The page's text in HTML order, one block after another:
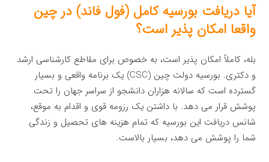
آیا دریافت بورسیه کامل (فول فاند) در چین
واقعا امکان پذیر است؟
بله، کاملاً امکان پذیر است، به خصوص برای مقاطع کارشناسی ارشد
و دکتری. بورسیه دولت چین (CSC) یک برنامه واقعی و بسیار
گسترده است که سالانه هزاران دانشجو از سراسر جهان را تحت
پوشش قرار می دهد. با داشتن یک رزومه قوی و اقدام به موقع،
شانس دریافت این بورسیه که تمام هزینه های تحصیل و زندگی
شما را پوشش می دهد، بسیار بالاست.